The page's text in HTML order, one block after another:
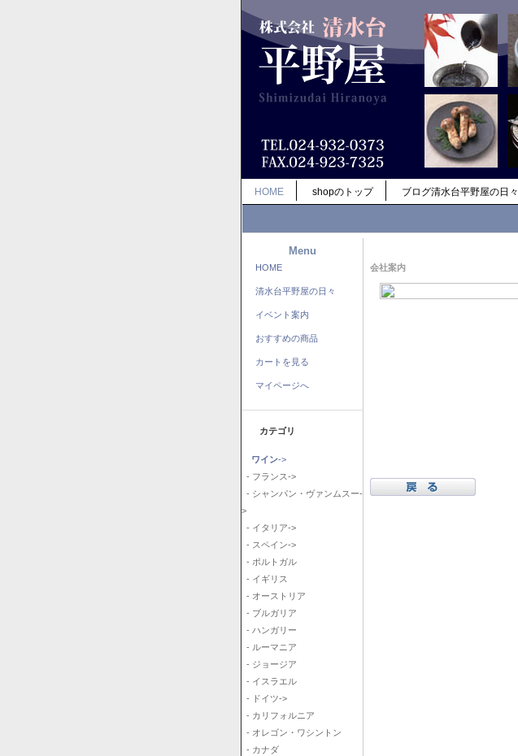
HOME shopのトップ ブログ清水台平野屋の日々
Menu
HOME
清水台平野屋の日々
イベント案内
おすすめの商品
カートを見る
マイページへ
カテゴリ
ワイン->
- フランス->
- シャンパン・ヴァンムスー-
>
- イタリア->
- スペイン->
- ポルトガル
- イギリス
- オーストリア
- ブルガリア
- ハンガリー
- ルーマニア
- ジョージア
- イスラエル
- ドイツ->
- カリフォルニア
- オレゴン・ワシントン
- カナダ
会社案内